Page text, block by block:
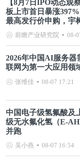
【8月7日IPO动态观
板上市首日暴涨
最高发行价申购，宇
前瞻产业研究院 08-
2026年中国AI服务器
联网为第一大应用领
张维佳 08-07 17:21
中国电子级氢氟酸及
级无水氟化氢（E-
并跑
吴小燕 08-07 16:54